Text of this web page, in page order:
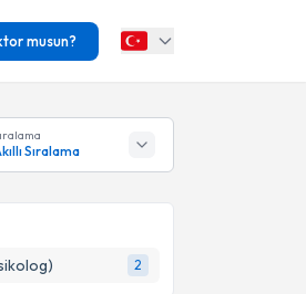
musun?
Sıralama
2